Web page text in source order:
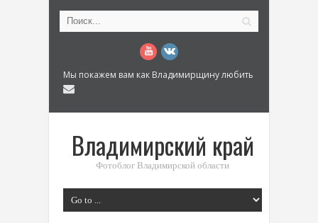
Мы покажем вам как Владимирщину любить
Владимирский край
Фотоблог Владимирской области